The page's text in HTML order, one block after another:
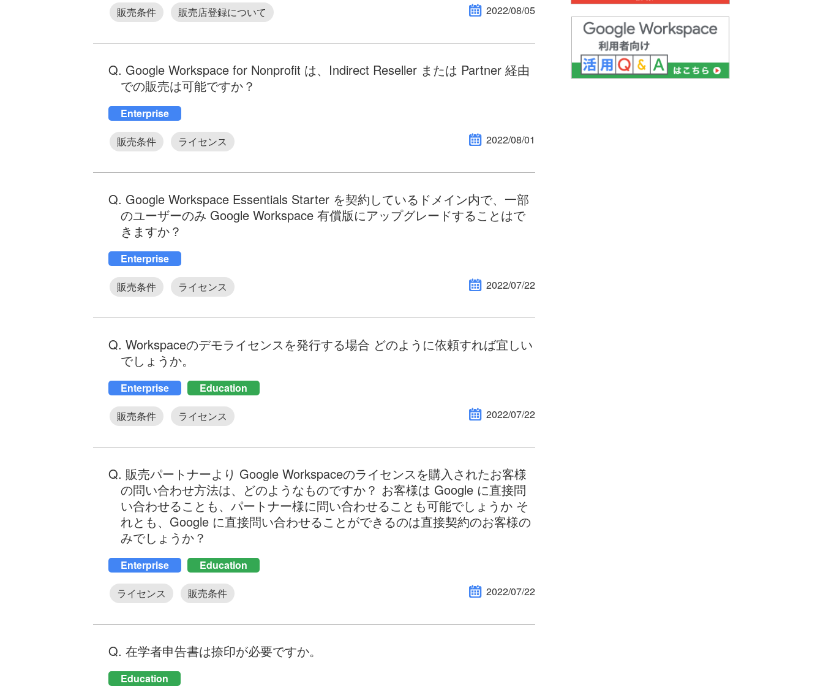
販売条件
販売店登録について 2022/08/05
Q. Google Workspace for Nonprofit は、Indirect Reseller または Partner 経由
での販売は可能ですか？
Enterprise
販売条件
ライセンス 2022/08/01
Q. Google Workspace Essentials Starter を契約しているドメイン内で、一部
のユーザーのみ Google Workspace 有償版にアップグレードすることはで
きますか？
Enterprise
販売条件
ライセンス 2022/07/22
Q. Workspaceのデモライセンスを発行する場合 どのように依頼すれば宜しい
でしょうか。
Enterprise
Education
販売条件
ライセンス 2022/07/22
Q. 販売パートナーより Google Workspaceのライセンスを購入されたお客様
の問い合わせ方法は、どのようなものですか？ お客様は Google に直接問
い合わせることも、パートナー様に問い合わせることも可能でしょうか そ
れとも、Google に直接問い合わせることができるのは直接契約のお客様の
みでしょうか？
Enterprise
Education
ライセンス
販売条件 2022/07/22
Q. 在学者申告書は捺印が必要ですか。
Education